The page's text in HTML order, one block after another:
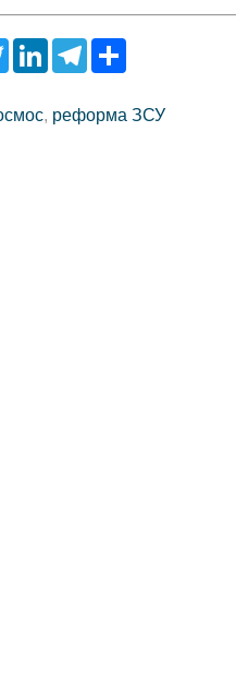
T
w
t
L
e
T
g
e
, реформа ЗСУ